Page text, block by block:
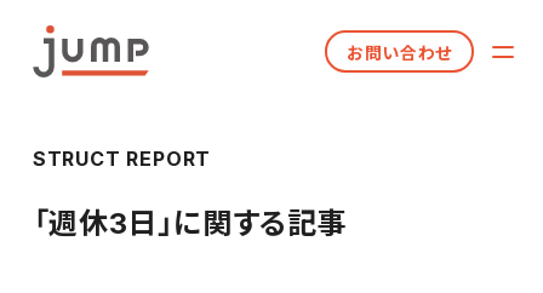
お問い合わせ
STRUCT REPORT
「週休3日 」に関する記事